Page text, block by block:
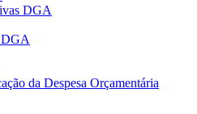
DGA
da Despesa Orçamentária